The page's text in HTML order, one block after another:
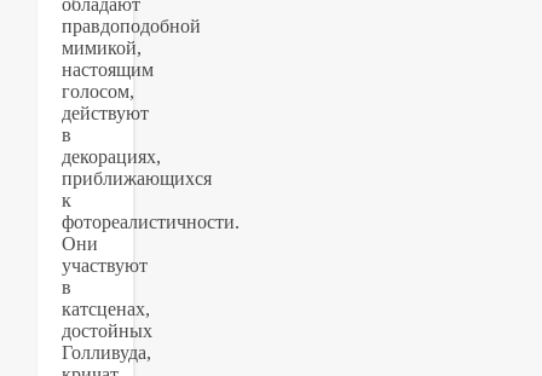
правдоподобной
мимикой,
настоящим
голосом,
действуют
в
декорациях,
приближающихся
к
фотореалистичности.
Они
участвуют
в
катсценах,
достойных
Голливуда,